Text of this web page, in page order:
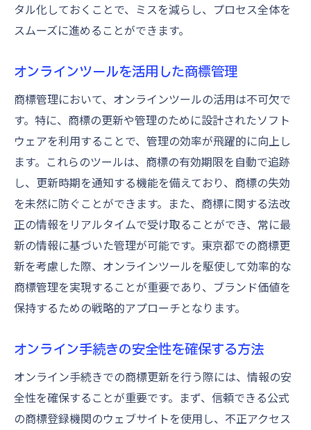
タル化しておくことで、ミスを減らし、プロセス全体を
スムーズに進めることができます。
オンラインツールを活用した商標管理
商標管理において、オンラインツールの活用は不可欠で
す。特に、商標の更新や管理のために設計されたソフト
ウェアを利用することで、管理の効率が飛躍的に向上し
ます。これらのツールは、商標の有効期限を自動で追跡
し、更新時期を通知する機能を備えており、商標の失効
を未然に防ぐことができます。また、商標に関する法改
正の情報をリアルタイムで受け取ることができ、常に最
新の情報に基づいた管理が可能です。東京都での商標更
新を考慮した際、オンラインツールを駆使して効率的な
商標管理を実現することが重要であり、ブランド価値を
保持するための戦略的アプローチとなります。
オンライン手続きの安全性を確保する方法
オンライン手続きでの商標更新を行う際には、情報の安
全性を確保することが重要です。まず、信頼できる公式
の商標登録機関のウェブサイトを使用し、不正アクセス